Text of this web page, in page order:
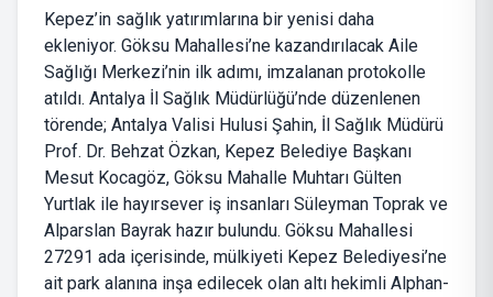
Kepez’in sağlık yatırımlarına bir yenisi daha
ekleniyor. Göksu Mahallesi’ne kazandırılacak Aile
Sağlığı Merkezi’nin ilk adımı, imzalanan protokolle
atıldı. Antalya İl Sağlık Müdürlüğü’nde düzenlenen
törende; Antalya Valisi Hulusi Şahin, İl Sağlık Müdürü
Prof. Dr. Behzat Özkan, Kepez Belediye Başkanı
Mesut Kocagöz, Göksu Mahalle Muhtarı Gülten
Yurtlak ile hayırsever iş insanları Süleyman Toprak ve
Alparslan Bayrak hazır bulundu. Göksu Mahallesi
27291 ada içerisinde, mülkiyeti Kepez Belediyesi’ne
ait park alanına inşa edilecek olan altı hekimli Alphan-